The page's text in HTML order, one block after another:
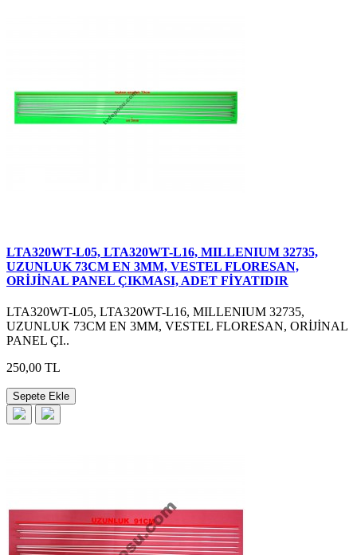
LTA320WT-L05, LTA320WT-L16, MILLENIUM 32735,
UZUNLUK 73CM EN 3MM, VESTEL FLORESAN,
ORİJİNAL PANEL ÇIKMASI, ADET FİYATIDIR
LTA320WT-L05, LTA320WT-L16, MILLENIUM 32735,
UZUNLUK 73CM EN 3MM, VESTEL FLORESAN, ORİJİNAL
PANEL ÇI..
250,00 TL
Sepete Ekle